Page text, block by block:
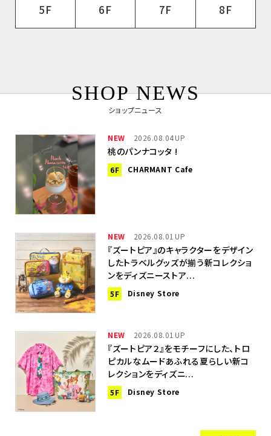
5F 6F 7F 8F
SHOP NEWS
ショップニュース
NEW 2026.08.04
桃のパンナコッタ !
6F CHARMANT Cafe
NEW 2026.08.01
『ズートピア』のキャラクターをデザイン
したトラベルグッズが揃う新コレクショ
ンをディズニーストア...
5F Disney Store
NEW 2026.08.01
『ズートピア２』をモチーフにした、トロ
ピカルなムードあふれる夏らしい新コ
レクションをディズニ...
5F Disney Store